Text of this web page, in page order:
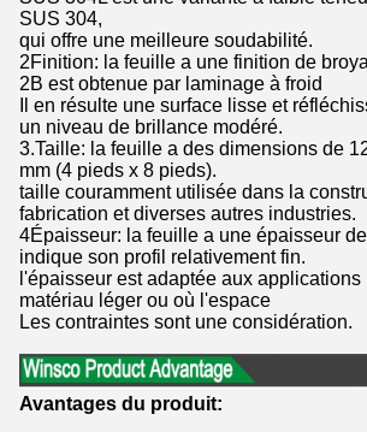
SUS 304,
qui offre une meilleure soudabilité.
2Finition: la feuille a une finition de
2B est obtenue par laminage à froid
Il en résulte une surface lisse et
un niveau de brillance modéré.
3.Taille: la feuille a des dimensions de
mm (4 pieds x 8 pieds).
taille couramment utilisée dans la
fabrication et diverses autres industries.
4Épaisseur: la feuille a une épaisseur
indique son profil relativement fin.
l'épaisseur est adaptée aux applications
matériau léger ou où l'espace
Les contraintes sont une considération.
Avantages du produit: